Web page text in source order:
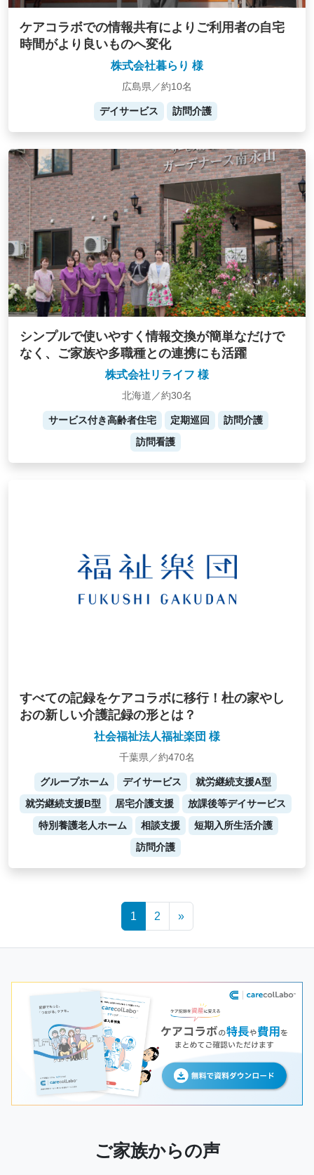
ケアコラボでの情報共有によりご利用者の自宅
時間がより良いものへ変化
株式会社暮らり 様
広島県／約10名
デイサービス 訪問介護
シンプルで使いやすく情報交換が簡単なだけで
なく、ご家族や多職種との連携にも活躍
株式会社リライフ 様
北海道／約30名
サービス付き高齢者住宅 定期巡回
訪問介護
訪問看護
すべての記録をケアコラボに移行！杜の家やし
おの新しい介護記録の形とは？
社会福祉法人福祉楽団 様
千葉県／約470名
グループホーム デイサービス
就労継続支援A型
就労継続支援B型
居宅介護支援
放課後等デイサービス
特別養護老人ホーム
相談支援
短期入所生活介護
訪問介護
1 2 »
ご家族からの声